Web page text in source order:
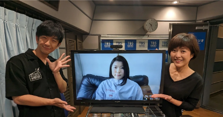
お知らせ
イベント・グッズ
YouTube
会社情報